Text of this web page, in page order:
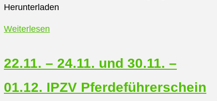
Herunterladen
Weiterlesen
Tölt;
sehen
und
22.11. – 24.11. und 30.11. –
01.12. IPZV Pferdeführerschein